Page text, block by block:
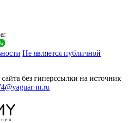
Не является публичной
без гиперссылки на источник
m.ru